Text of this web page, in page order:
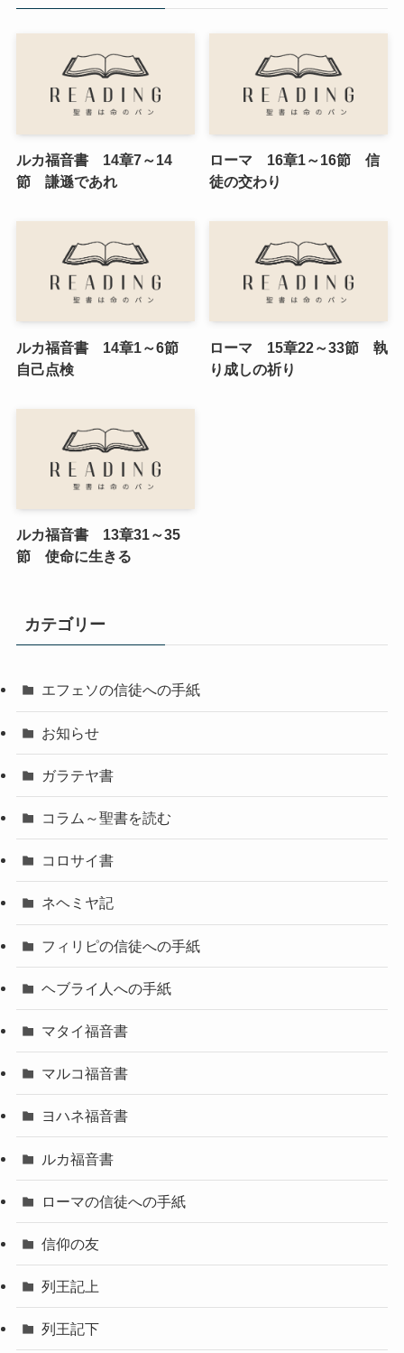
ルカ福音書 14章7～14
節 謙遜であれ
ローマ 16章1～16節 信
徒の交わり
ルカ福音書 14章1～6節
自己点検
ローマ 15章22～33節 執
り成しの祈り
ルカ福音書 13章31～35
節 使命に生きる
カテゴリー
エフェソの信徒への手紙
お知らせ
ガラテヤ書
コラム～聖書を読む
コロサイ書
ネヘミヤ記
フィリピの信徒への手紙
ヘブライ人への手紙
マタイ福音書
マルコ福音書
ヨハネ福音書
ルカ福音書
ローマの信徒への手紙
信仰の友
列王記上
列王記下